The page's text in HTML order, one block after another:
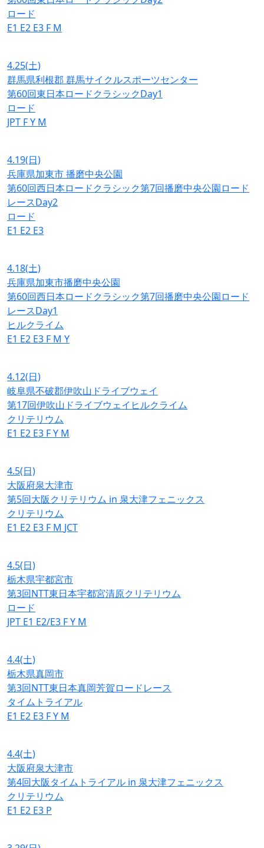
ロード
E1 E2 E3 F M
4.25(土)
群馬県利根郡 群馬サイクルスポーツセンター
第60回東日本ロードクラシックDay1
ロード
JPT FY M
4.19(日)
兵庫県加東市 播磨中央公園
第60回西日本ロードクラシック第7回播磨中央公園ロード
レースDay2
ロード
E1 E2 E3
4.18(土)
兵庫県加東市播磨中央公園
第60回西日本ロードクラシック第7回播磨中央公園ロード
レースDay1
ヒルクライム
E1 E2 E3 F M Y
4.12(日)
岐阜県不破郡伊吹山ドライブウェイ
第17回伊吹山ドライブウェイヒルクライム
クリテリウム
E1 E2 E3 FY M
4.5(日)
大阪府泉大津市
第5回大阪クリテリウム in 泉大津フェニックス
クリテリウム
E1 E2 E3 F M JCT
4.5(日)
栃木県宇都宮市
第3回NTT東日本宇都宮清原クリテリウム
ロード
JPT E1 E2/E3 FY M
4.4(土)
栃木県真岡市
第3回NTT東日本真岡芳賀ロードレース
タイムトライアル
E1 E2 E3 FY M
4.4(土)
大阪府泉大津市
第4回大阪タイムトライアル in 泉大津フェニックス
クリテリウム
E1 E2 E3 P